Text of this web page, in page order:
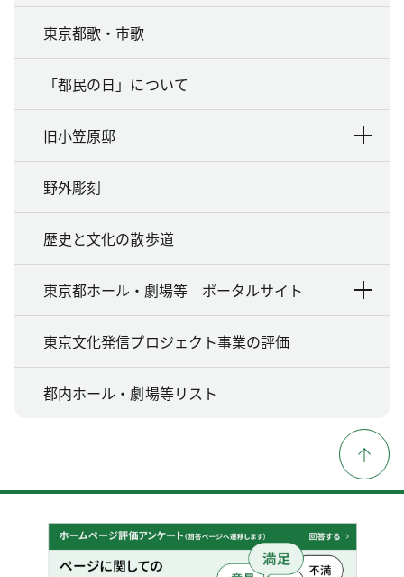
東京都歌・市歌
「都民の日」について
旧小笠原邸
野外彫刻
歴史と文化の散歩道
東京都ホール・劇場等 ポータルサイト
東京文化発信プロジェクト事業の評価
都内ホール・劇場等リスト